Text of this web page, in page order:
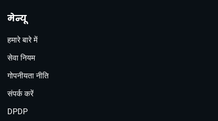
मेन्यू
हमारे बारे में
सेवा नियम
गोपनीयता नीति
संपर्क करें
DPDP